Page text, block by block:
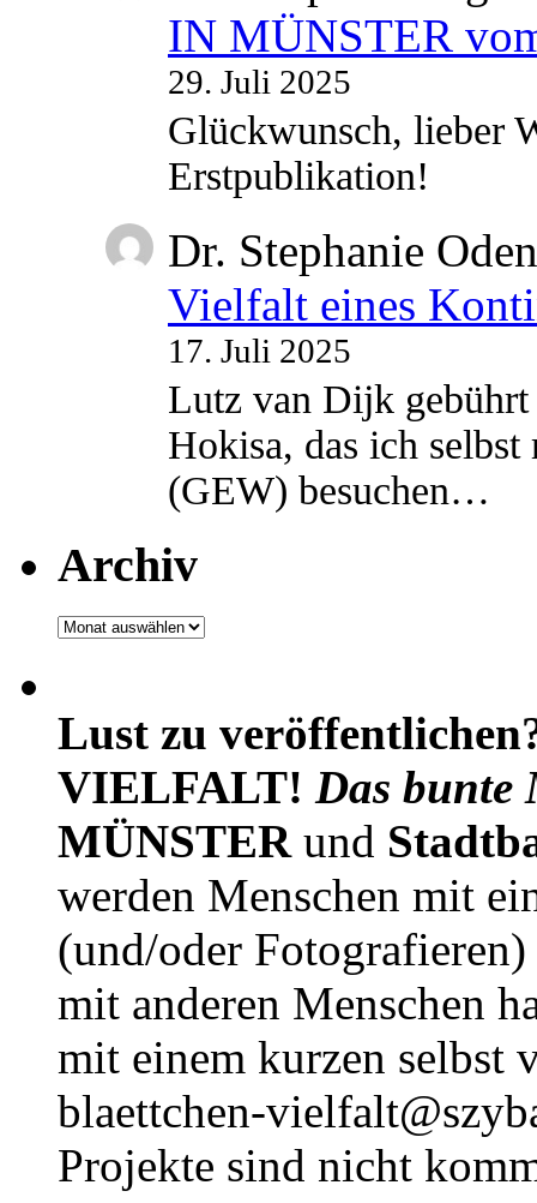
IN MÜNSTER
29. Juli 2025
Glückwunsch, lieber
Erstpublikation!
Dr. Stephanie
Vielfalt eines
17. Juli 2025
Lutz van Dijk
Hokisa, das ich
(GEW) besuchen…
Archiv
Archiv
Lust zu
VIELFALT! Das bunte
MÜNSTERund
werden Menschen mit
(und/oder
mit anderen Menschen
mit einem kurzen selbst
blaettchen-
Projekte sind nicht